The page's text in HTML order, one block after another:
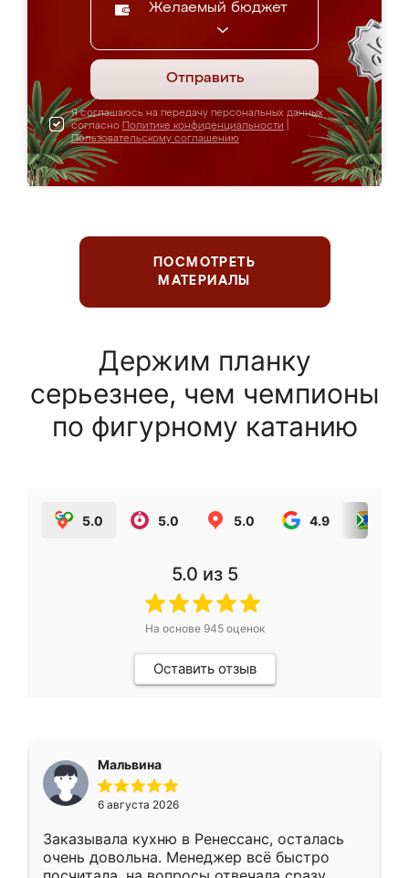
Желаемый бюджет
Отправить
Я соглашаюсь на передачу персональных данных
согласно Политике конфиденциальности
Пользовательскому соглашению
ПОСМОТРЕТЬ
МАТЕРИАЛЫ
Держим планку
серьезнее, чем чемпионы
по фигурному катанию
5.0 5.0 5.0 4.9
5.0 из 5
На основе 945оценок
Оставить отзыв
Мальвина
6 августа 2026
Заказывала кухню в Ренессанс, осталась
очень довольна. Менеджер всё быстро